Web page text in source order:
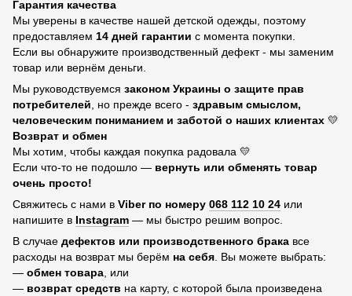
Гарантия качества
Мы уверены в качестве нашей детской одежды, поэтому
предоставляем 14 дней гарантии с момента покупки.
Если вы обнаружите производственный дефект - мы заменим
товар или вернём деньги.
Мы руководствуемся законом Украины о защите прав
потребителей , но прежде всего - здравым смыслом,
человеческим пониманием и заботой о наших клиентах 💛
Возврат и обмен
Мы хотим, чтобы каждая покупка радовала 💛
Если что-то не подошло — вернуть или обменять товар
очень просто!
Свяжитесь с нами в Viber по номеру 068 112 10 24 или
напишите в Instagram — мы быстро решим вопрос.
В случае дефектов или производственного брака все
расходы на возврат мы берём на себя . Вы можете выбрать:
— обмен товара , или
— возврат средств на карту, с которой была произведена